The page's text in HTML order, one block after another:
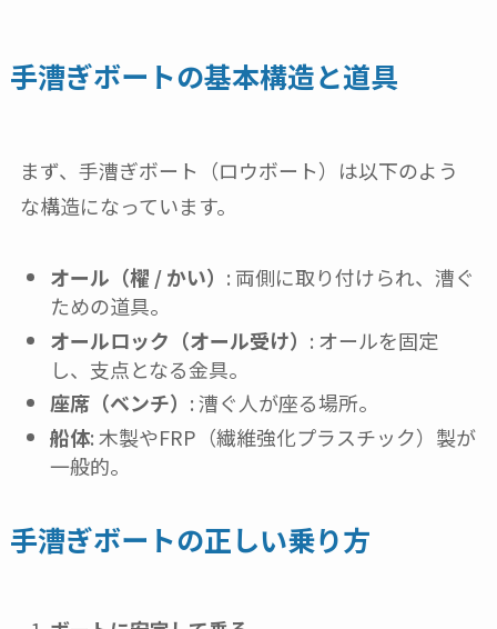
手漕ぎボートの基本構造と道具
まず、手漕ぎボート（ロウボート）は以下のよう
な構造になっています。
オール（櫂 / かい） : 両側に取り付けられ、漕ぐ
ための道具。
オールロック（オール受け） : オールを固定
し、支点となる金具。
座席（ベンチ） : 漕ぐ人が座る場所。
船体: 木製やFRP（繊維強化プラスチック）製が
一般的。
手漕ぎボートの正しい乗り方